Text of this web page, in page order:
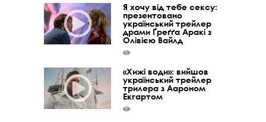
Я хочу від тебе сексу:
презентовано
український трейлер
драми Ґреґґа Аракі з
Олівією Вайлд
«Хижі води»: вийшов
український трейлер
трилера з Аароном
Екгартом